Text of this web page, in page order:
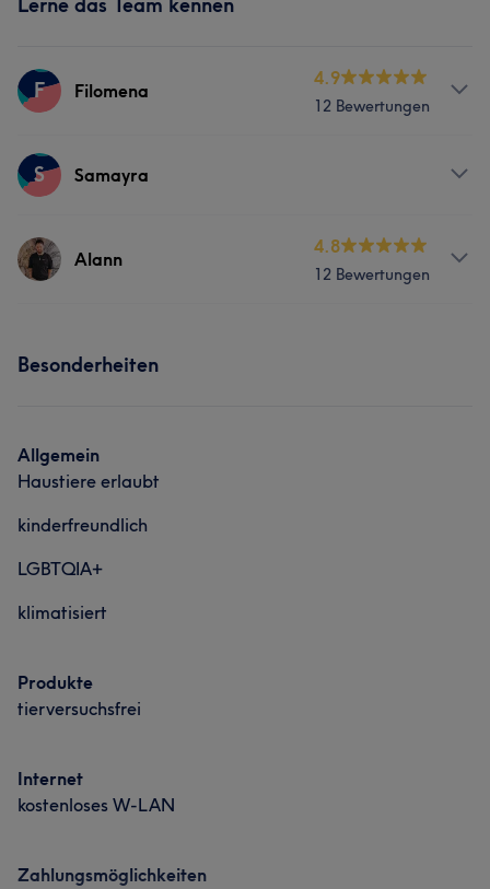
F Filomena
4.9
12 Bewertungen
Services
S Samayra
Services
Alann
4.8
12 Bewertungen
Besonderheiten
Allgemein
Haustiere erlaubt
kinderfreundlich
LGBTQIA+
klimatisiert
Produkte
tierversuchsfrei
Internet
kostenloses W-LAN
Zahlungsmöglichkeiten